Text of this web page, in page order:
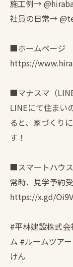
施工例→
社員の日常→
■ホームページ
https://
■マナスマ（
LINEにて住まい
ると、家づくり
す！
■スマートハウ
常時、見学予約
https://x.gd/
#平林建設株式
ム #ルームツア
けん